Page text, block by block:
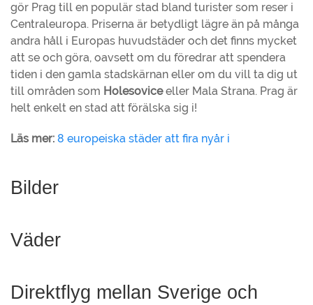
gör Prag till en populär stad bland turister som reser i
Centraleuropa. Priserna är betydligt lägre än på många
andra håll i Europas huvudstäder och det finns mycket
att se och göra, oavsett om du föredrar att spendera
tiden i den gamla stadskärnan eller om du vill ta dig ut
till områden som Holesoviceeller Mala Strana. Prag är
helt enkelt en stad att förälska sig i!
Läs mer: 8 europeiska städer att fira nyår i
Bilder
Väder
Direktflyg mellan Sverige och